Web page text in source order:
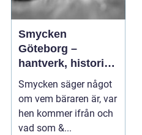
Smycken
Göteborg –
hantverk, historia
och personligt
uttryck
Smycken säger något
om vem bäraren är, var
hen kommer ifrån och
vad som &...